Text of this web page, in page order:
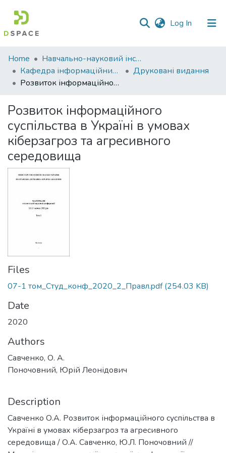
Log In (current)
Communities
&
Collections
Statistics
Home
Навчально-науковий інститут економіки, управління, права та інформаційних технологій
Кафедра інформаційних систем та технологій
Друковані видання
Розвиток інформаційного суспільства в Україні в умовах кіберзагроз та агресивного середовища
Розвиток інформаційного
суспільства в Україні в умовах
кіберзагроз та агресивного
середовища
Files
07-1 том_Студ_конф_2020_2_Правл.pdf(254.03 KB)
Date
2020
Authors
Савченко, О. А.
Поночовний, Юрій Леонідович
Description
Савченко О.А. Розвиток інформаційного суспільства в
Україні в умовах кіберзагроз та агресивного
середовища / О.А. Савченко, Ю.Л. Поночовний //